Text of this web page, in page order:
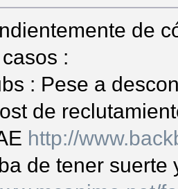
de
:
: Pese a
de
http://
de tener suerte